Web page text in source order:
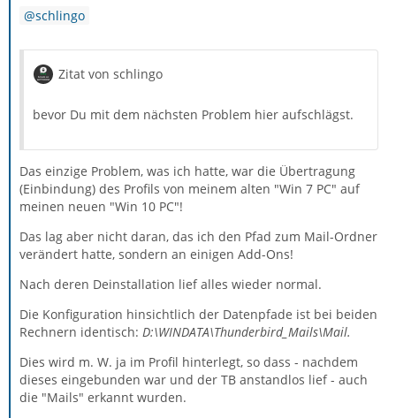
schlingo
Zitat von schlingo
bevor Du mit dem nächsten Problem hier aufschlägst.
Das einzige Problem, was ich hatte, war die Übertragung
(Einbindung) des Profils von meinem alten "Win 7 PC" auf
meinen neuen "Win 10 PC"!
Das lag aber nicht daran, das ich den Pfad zum Mail-Ordner
verändert hatte, sondern an einigen Add-Ons!
Nach deren Deinstallation lief alles wieder normal.
Die Konfiguration hinsichtlich der Datenpfade ist bei beiden
Rechnern identisch: D:\WINDATA\Thunderbird_Mails\Mail.
Dies wird m. W. ja im Profil hinterlegt, so dass - nachdem
dieses eingebunden war und der TB anstandlos lief - auch
die "Mails" erkannt wurden.